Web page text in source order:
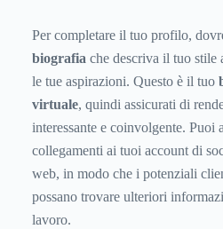
Per completare il tuo profilo,
biografia che descriva il tuo stile
le tue aspirazioni. Questo è il tuo
virtuale, quindi assicurati di
interessante e coinvolgente. Puoi
collegamenti ai tuoi account di
web, in modo che i potenziali
possano trovare ulteriori
lavoro.